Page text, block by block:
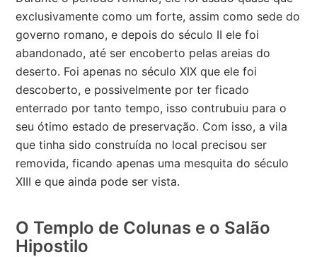
exclusivamente como um forte, assim como sede do
governo romano, e depois do século II ele foi
abandonado, até ser encoberto pelas areias do
deserto. Foi apenas no século XIX que ele foi
descoberto, e possivelmente por ter ficado
enterrado por tanto tempo, isso contrubuiu para o
seu ótimo estado de preservação. Com isso, a vila
que tinha sido construída no local precisou ser
removida, ficando apenas uma mesquita do século
XIII e que ainda pode ser vista.
O Templo de Colunas e o Salão
Hipostilo